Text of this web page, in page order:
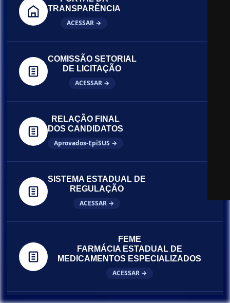
TRANSPARÊNCIA
ACESSAR →
COMISSÃO SETORIAL
DE LICITAÇÃO
ACESSAR →
RELAÇÃO FINAL
DOS CANDIDATOS
Aprovados-EpiSUS →
SISTEMA ESTADUAL DE
REGULAÇÃO
ACESSAR →
FEME
FARMÁCIA ESTADUAL DE
MEDICAMENTOS ESPECIALIZADOS
ACESSAR →